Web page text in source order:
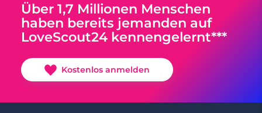
Über 1,7 Millionen Menschen
haben bereits jemanden auf
LoveScout24 kennengelernt***
Kostenlos anmelden